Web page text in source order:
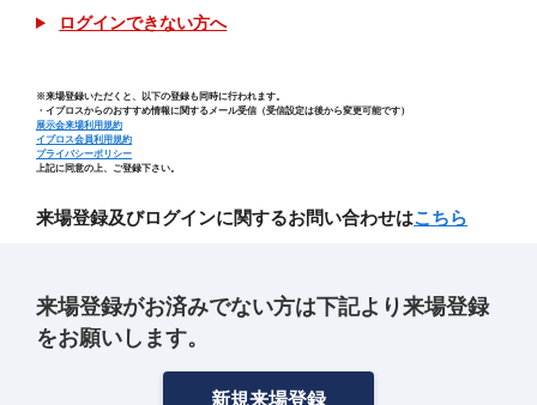
来場登録がお済みでない方は下記より来場登録
をお願いします。
新規来場登録
ログインできない方へ
※来場登録いただくと、以下の登録も同時に行われます。
・イプロスからのおすすめ情報に関するメール受信（受信設定は後から変更可能です）
展示会来場利用規約
イプロス会員利用規約
プライバシーポリシー
上記に同意の上、ご登録下さい。
来場登録及びログインに関するお問い合わせはこちら